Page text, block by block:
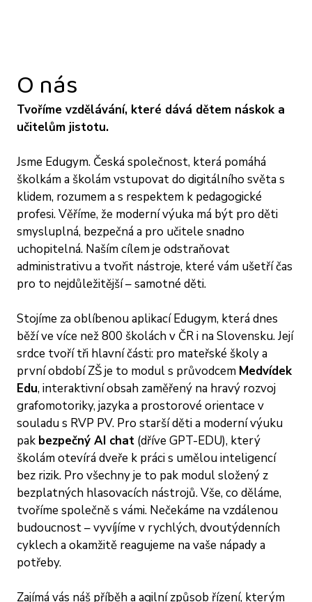
O nás
Tvoříme vzdělávání, které dává dětem náskok a
učitelům jistotu.
Jsme Edugym. Česká společnost, která pomáhá
školkám a školám vstupovat do digitálního světa s
klidem, rozumem a s respektem k pedagogické
profesi. Věříme, že moderní výuka má být pro děti
smysluplná, bezpečná a pro učitele snadno
uchopitelná. Naším cílem je odstraňovat
administrativu a tvořit nástroje, které vám ušetří čas
pro to nejdůležitější – samotné děti.
Stojíme za oblíbenou aplikací Edugym, která dnes
běží ve více než 800 školách v ČR i na Slovensku. Její
srdce tvoří tři hlavní části: pro mateřské školy a
první období ZŠ je to modul s průvodcem Medvídek
Edu, interaktivní obsah zaměřený na hravý rozvoj
grafomotoriky, jazyka a prostorové orientace v
souladu s RVP PV. Pro starší děti a moderní výuku
pak bezpečný AI chat (dříve GPT-EDU), který
školám otevírá dveře k práci s umělou inteligencí
bez rizik. Pro všechny je to pak modul složený z
bezplatných hlasovacích nástrojů. Vše, co děláme,
tvoříme společně s vámi. Nečekáme na vzdálenou
budoucnost – vyvíjíme v rychlých, dvoutýdenních
cyklech a okamžitě reagujeme na vaše nápady a
potřeby.
Zajímá vás náš příběh a agilní způsob řízení, kterým